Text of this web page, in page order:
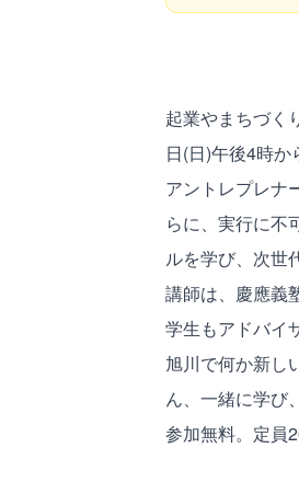
起業やまちづく
日(日)午後4時か
アントレプレナ
らに、実行に不
ルを学び、次世
講師は、慶應義
学生もアドバイ
旭川で何か新し
ん、一緒に学び
参加無料。定員